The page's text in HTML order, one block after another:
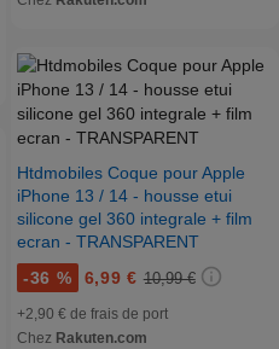
Htdmobiles Coque pour Apple
iPhone 13 / 14 - housse etui
silicone gel 360 integrale + film
ecran - TRANSPARENT
-36 % 6,99 € 10,99 €
+2,90 € de frais de port
Chez Rakuten.com